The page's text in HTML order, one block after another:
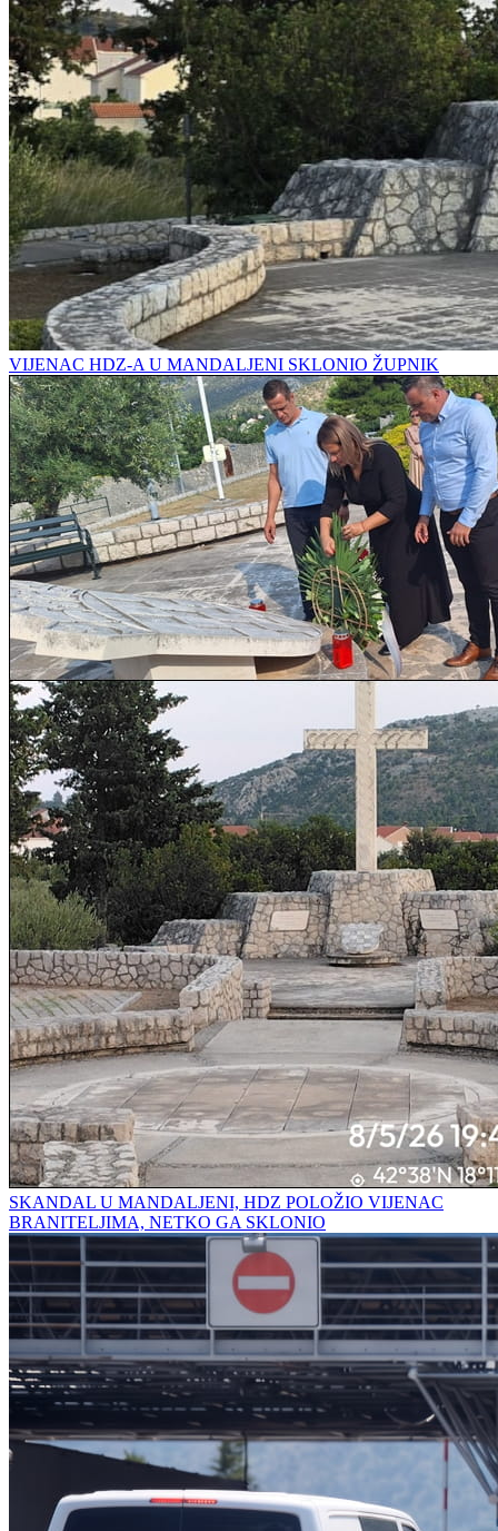
VIJENAC HDZ-A U MANDALJENI SKLONIO ŽUPNIK
SKANDAL U MANDALJENI, HDZ POLOŽIO VIJENAC
BRANITELJIMA, NETKO GA SKLONIO